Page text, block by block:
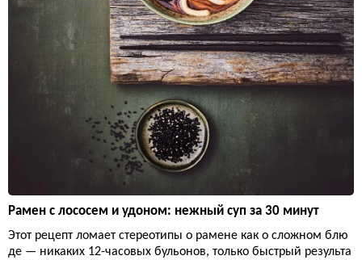
Рамен с лососем и удоном: нежный суп за 30 минут
Этот рецепт ломает стереотипы о рамене как о сложном блю
де — никаких 12-часовых бульонов, только быстрый результа